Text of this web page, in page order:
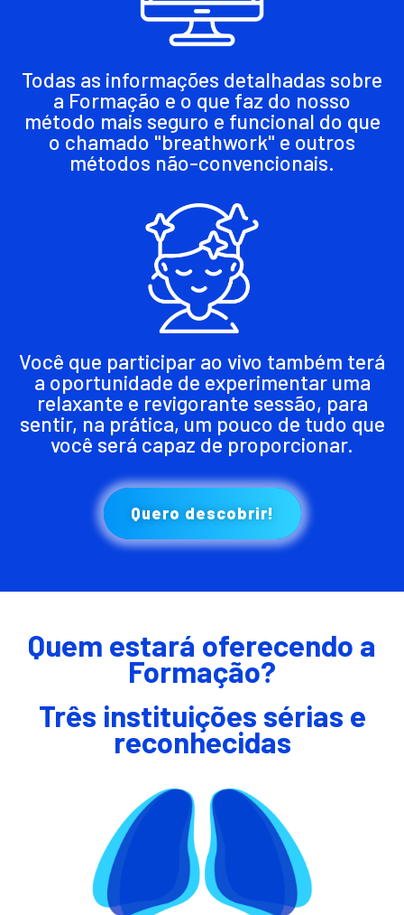
Todas as informações detalhadas sobre
a Formação e o que faz do nosso
método mais seguro e funcional do que
o chamado "breathwork" e outros
métodos não-convencionais.
Você que participar ao vivo também terá
a oportunidade de experimentar uma
relaxante e revigorante sessão, para
sentir, na prática, um pouco de tudo que
você será capaz de proporcionar.
Quero descobrir!
Quem estará oferecendo a
Formação?
Três instituições sérias e
reconhecidas